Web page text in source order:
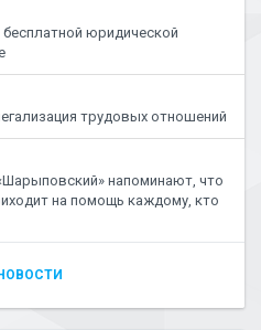
юридической
трудовых отношений
напоминают, что
на помощь каждому, кто